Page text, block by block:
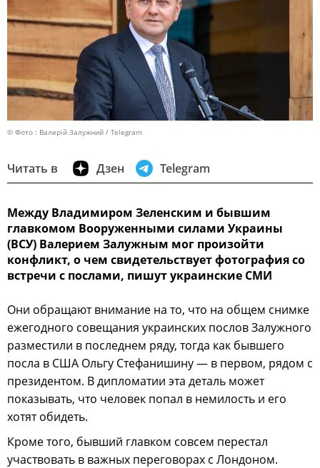
© Фото : Валерій Залужний / Telegram
Читать в Дзен Telegram
Между Владимиром Зеленским и бывшим
главкомом Вооруженными силами Украины
(ВСУ) Валерием Залужным мог произойти
конфликт, о чем свидетельствует фотография со
встречи с послами, пишут украинские СМИ
Они обращают внимание на то, что на общем снимке
ежегодного совещания украинских послов Залужного
разместили в последнем ряду, тогда как бывшего
посла в США Ольгу Стефанишину — в первом, рядом с
президентом. В дипломатии эта деталь может
показывать, что человек попал в немилость и его
хотят обидеть.
Кроме того, бывший главком совсем перестал
участвовать в важных переговорах с Лондоном.